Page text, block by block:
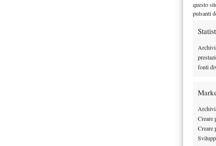
questo
pulsanti
fonti
Creare
Creare